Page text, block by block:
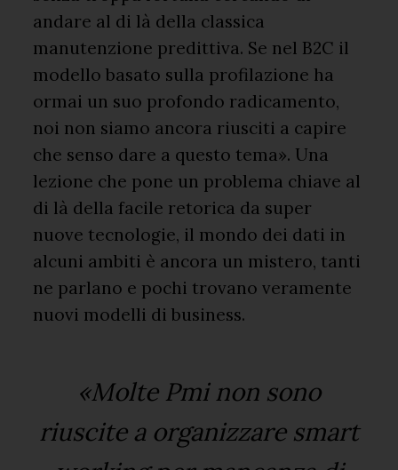
andare al di là della classica
manutenzione predittiva. Se nel B2C il
modello basato sulla profilazione ha
ormai un suo profondo radicamento,
noi non siamo ancora riusciti a capire
che senso dare a questo tema». Una
lezione che pone un problema chiave al
di là della facile retorica da super
nuove tecnologie, il mondo dei dati in
alcuni ambiti è ancora un mistero, tanti
ne parlano e pochi trovano veramente
nuovi modelli di business.
«Molte Pmi non sono
riuscite a organizzare smart